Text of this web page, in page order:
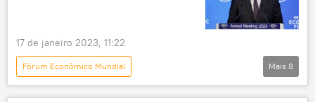
17 de janeiro 2023, 11:22
Fórum Econômico Mundial
Panorama internacional
Davos
Mais 8